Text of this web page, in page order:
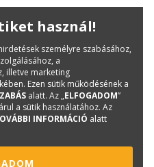
határidőket,
szerződések
használ!
személyre szabásához,
a
illetve marketing
Ezen sütik működésének a
alatt. Az „ELFOGADOM”
a sütik használatához. Az
INFORMÁCIÓ alatt